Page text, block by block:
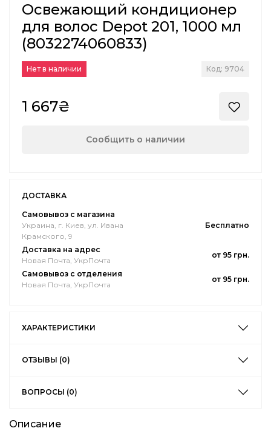
Освежающий кондиционер
для волос Depot 201, 1000 мл
(8032274060833)
Нет в наличии Код: 9704
1 667₴
Сообщить о наличии
ДОСТАВКА
Самовывоз с магазина
Украина, г. Киев, ул. Ивана
Крамского, 9
Бесплатно
Доставка на адрес
Новая Почта, УкрПочта
от 95 грн.
Самовывоз с отделения
Новая Почта, УкрПочта
от 95 грн.
ХАРАКТЕРИСТИКИ
ОТЗЫВЫ (0)
ВОПРОСЫ (0)
Описание